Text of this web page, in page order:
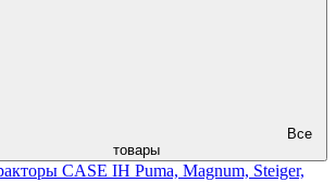
Все
товары
CASE IH Puma, Magnum, Steiger,